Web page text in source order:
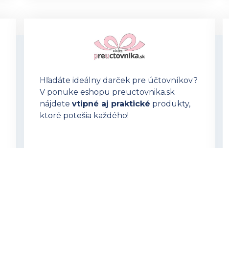
Hľadáte ideálny darček pre účtovníkov?
V ponuke eshopu preuctovnika.sk
nájdetevtipné aj praktické produkty,
ktoré potešia každého!